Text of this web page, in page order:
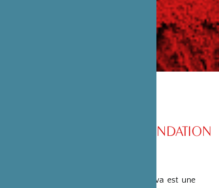
PRÉSENTATION DE LA FONDATION
La Fondation Franco-Japonaise Sasakawa est une